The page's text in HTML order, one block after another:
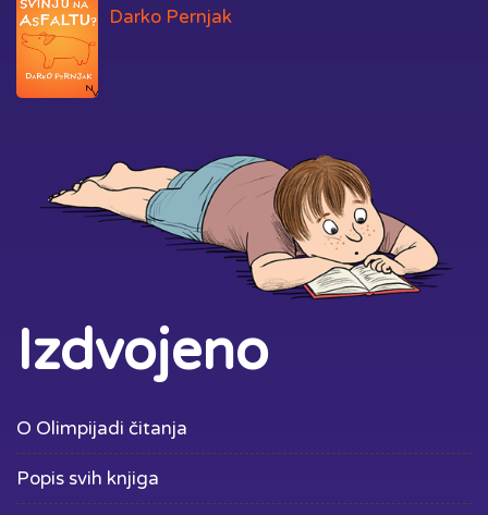
Darko Pernjak
Izdvojeno
O Olimpijadi čitanja
Popis svih knjiga